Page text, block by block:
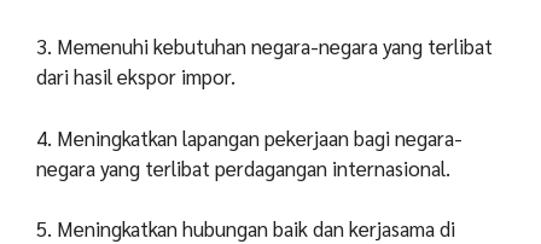
3. Memenuhi kebutuhan negara-negara yang terlibat
dari hasil ekspor impor.
4. Meningkatkan lapangan pekerjaan bagi negara-
negara yang terlibat perdagangan internasional.
5. Meningkatkan hubungan baik dan kerjasama di